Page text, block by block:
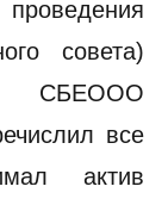
совета)
СБЕООО
все
актив